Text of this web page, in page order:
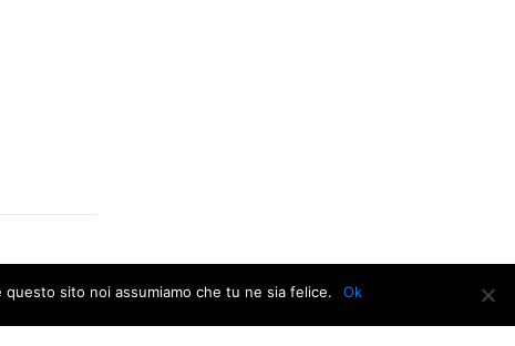
sito noi assumiamo che tu ne sia felice. Ok